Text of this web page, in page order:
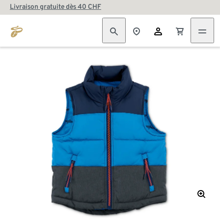
Livraison gratuite dès 40 CHF